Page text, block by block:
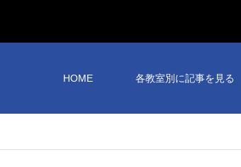
HOME 各教室別に記事を見る